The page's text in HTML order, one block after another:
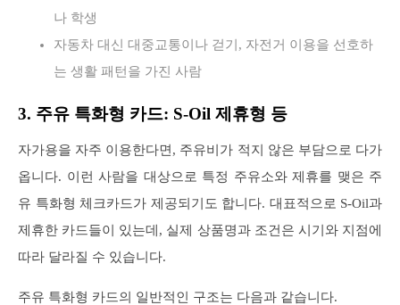
나 학생
자동차 대신 대중교통이나 걷기, 자전거 이용을 선호하
는 생활 패턴을 가진 사람
3. 주유 특화형 카드: S-Oil 제휴형 등
자가용을 자주 이용한다면, 주유비가 적지 않은 부담으로 다가
옵니다. 이런 사람을 대상으로 특정 주유소와 제휴를 맺은 주
유 특화형 체크카드가 제공되기도 합니다. 대표적으로 S-Oil과
제휴한 카드들이 있는데, 실제 상품명과 조건은 시기와 지점에
따라 달라질 수 있습니다.
주유 특화형 카드의 일반적인 구조는 다음과 같습니다.